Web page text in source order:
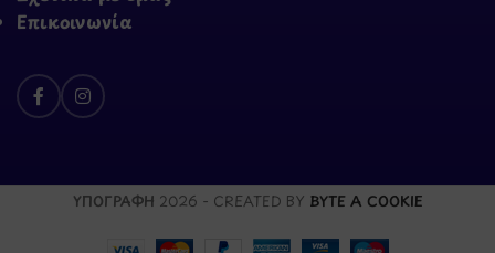
Επικοινωνία
ΥΠΟΓΡΑΦΗ 2026 - CREATED BY BYTE A COOKIE